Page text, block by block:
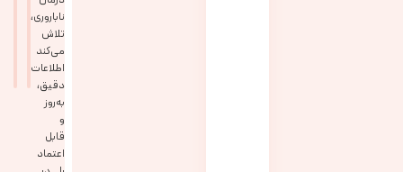
ناباروری،
تلاش
می‌کند
اطلاعات
دقیق،
به‌روز
و
قابل
اعتماد